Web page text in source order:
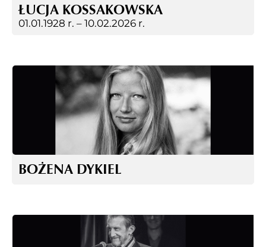
ŁUCJA KOSSAKOWSKA
01.01.1928 r. – 10.02.2026 r.
BOŻENA DYKIEL